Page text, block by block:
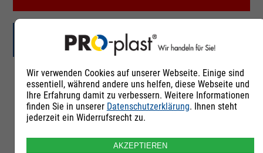
Marlex HHM 5502BN
Artikelnummer
260607
Wir verwenden Cookies auf unserer Webseite. Einige sind
essentiell, während andere uns helfen, diese Webseite und
Ihre Erfahrung damit zu verbessern. Weitere Informationen
finden Sie in unserer Datenschutzerklärung. Ihnen steht
jederzeit ein Widerrufsrecht zu.
AKZEPTIEREN